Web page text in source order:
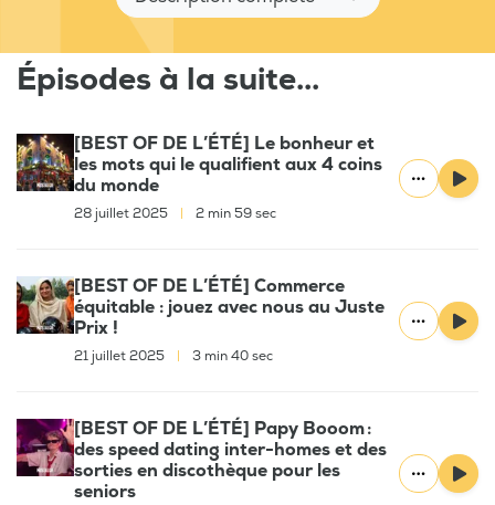
Épisodes à la suite...
[BEST OF DE L’ÉTÉ] Le bonheur et
les mots qui le qualifient aux 4 coins
du monde
28 juillet 2025 2 min 59 sec
[BEST OF DE L’ÉTÉ] Commerce
équitable : jouez avec nous au Juste
Prix !
21 juillet 2025 3 min 40 sec
[BEST OF DE L’ÉTÉ] Papy Booom :
des speed dating inter-homes et des
sorties en discothèque pour les
seniors